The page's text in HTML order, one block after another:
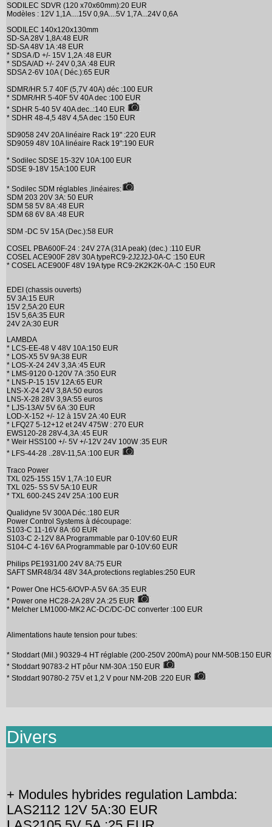
SODILEC SDVR (120 x70x60mm):20 EUR
Modèles : 12V 1,1A....15V 0,9A....5V 1,7A...24V 0,6A
SODILEC 140x120x130mm
SD-SA 28V 1,8A:48 EUR
SD-SA 48V 1A :48 EUR
* SDSA /D +/- 15V 1,2A :48 EUR
* SDSA/AD +/- 24V 0,3A :48 EUR
SDSA 2-6V 10A ( Déc.):65 EUR
SDMR/HR 5.7 40F (5,7V 40A) déc :100 EUR
* SDMR/HR 5-40F 5V 40A dec :100 EUR
* SDHR 5-40 5V 40A dec..:140 EUR
* SDHR 48-4,5 48V 4,5A dec :150 EUR
SD9058 24V 20A linéaire Rack 19" :220 EUR
SD9059 48V 10A linéaire Rack 19":190 EUR
* Sodilec SDSE 15-32V 10A:100 EUR
SDSE 9-18V 15A:100 EUR
* Sodilec SDM réglables ,linéaires:
SDM 203 20V 3A: 50 EUR
SDM 58 5V 8A :48 EUR
SDM 68 6V 8A :48 EUR
SDM -DC 5V 15A (Dec.):58 EUR
COSEL PBA600F-24 : 24V 27A (31A peak) (dec.) :110 EUR
COSEL ACE900F 28V 30A typeRC9-2J2J2J-0A-C :150 EUR
* COSEL ACE900F 48V 19A type RC9-2K2K2K-0A-C :150 EUR
EDEI (chassis ouverts)
5V 3A:15 EUR
15V 2,5A:20 EUR
15V 5,6A:35 EUR
24V 2A:30 EUR
LAMBDA
* LCS-EE-48 V 48V 10A:150 EUR
* LOS-X5 5V 9A:38 EUR
* LOS-X-24 24V 3,3A :45 EUR
* LMS-9120 0-120V 7A :350 EUR
* LNS-P-15 15V 12A:65 EUR
LNS-X-24 24V 3,8A:50 euros
LNS-X-28 28V 3,9A:55 euros
* LJS-13AV 5V 6A :30 EUR
LOD-X-152 +/- 12 à 15V 2A :40 EUR
* LFQ27 5-12+12 et 24V 475W : 270 EUR
EWS120-28 28V-4,3A :45 EUR
* Weir HSS100 +/- 5V +/-12V 24V 100W :35 EUR
* LFS-44-28 ..28V-11,5A :100 EUR
Traco Power
TXL 025-15S 15V 1,7A :10 EUR
TXL 025- 5S 5V 5A:10 EUR
* TXL 600-24S 24V 25A :100 EUR
Qualidyne 5V 300A Déc.:180 EUR
Power Control Systems à découpage:
S103-C 11-16V 8A :60 EUR
S103-C 2-12V 8A Programmable par 0-10V:60 EUR
S104-C 4-16V 6A Programmable par 0-10V:60 EUR
Philips PE1931/00 24V 8A:75 EUR
SAFT SMR48/34 48V 34A,protections reglables:250 EUR
* Power One HC5-6/OVP-A 5V 6A :35 EUR
* Power one HC28-2A 28V 2A :25 EUR
* Melcher LM1000-MK2 AC-DC/DC-DC converter :100 EUR
Alimentations haute tension pour tubes:
* Stoddart (Mil.) 90329-4 HT réglable (200-250V 200mA) pour NM-50B:150
* Stoddart 90783-2 HT pôur NM-30A :150 EUR
* Stoddart 90780-2 75V et 1,2 V pour NM-20B :220 EUR
Divers
+ Modules hybrides regulation Lambda:
LAS2112 12V 5A:30 EUR